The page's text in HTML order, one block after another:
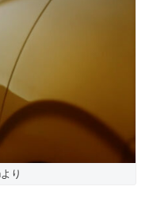
り